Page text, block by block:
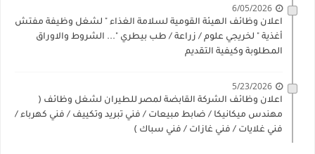
6/05/2026
اعلان وظائف الهيئة القومية لسلامة الغذاء " لشغل وظيفة مفتش
أغذية " لخريجي علوم / زراعة / طب بيطري "... الشروط والاوراق
المطلوبة وكيفية التقديم
5/23/2026
اعلان وظائف الشركة القابضة لمصر للطيران لشغل وظائف (
مهندس ميكانيكا / ضابط مبيعات / فني تبريد وتكييف / فني كهرباء /
فني غلايات / فني غازات / فني سباك )